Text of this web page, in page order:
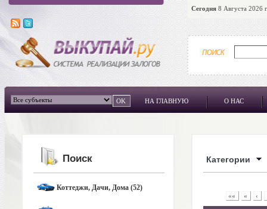
Сегодня 8 Августа 2026
НА ГЛАВНУЮ О НАС
Поиск
Коттеджи, Дачи, Дома (52)
Категории
«« « ‹